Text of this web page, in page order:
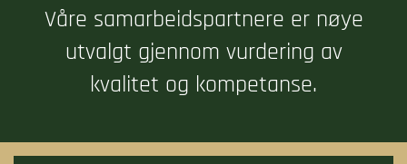
Våre samarbeidspartnere er nøye
utvalgt gjennom vurdering av
kvalitet og kompetanse.